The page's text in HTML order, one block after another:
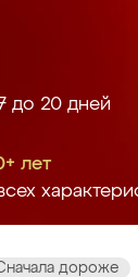
до 20 дней
лет
дороже